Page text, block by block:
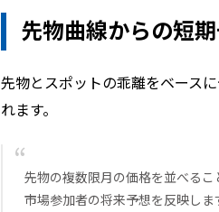
先物曲線からの短
先物とスポットの乖離をベース
れます。
先物の複数限月の価格を並べる
市場参加者の将来予想を反映しま